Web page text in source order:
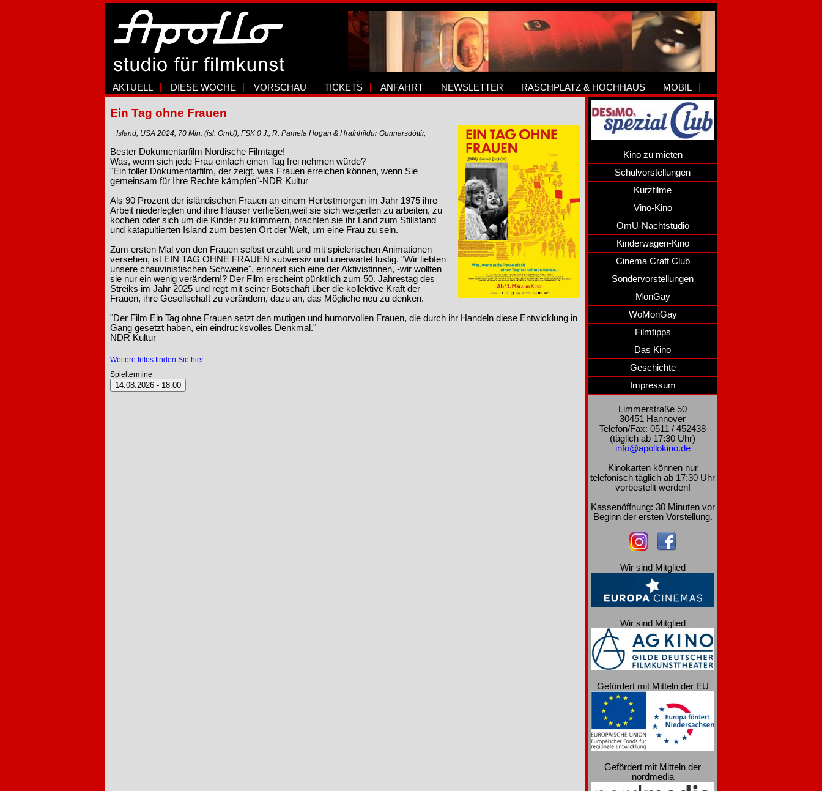
AKTUELL DIESE WOCHE VORSCHAU TICKETS ANFAHRT NEWSLETTER RASCHPLATZ & HOCHHAUS MOBIL
Kino zu mieten
Schulvorstellungen
Kurzfilme
Vino-Kino
OmU-Nachtstudio
Kinderwagen-Kino
Cinema Craft Club
Sondervorstellungen
MonGay
WoMonGay
Filmtipps
Das Kino
Geschichte
Impressum
Limmerstraße 50
30451 Hannover
Telefon/Fax: 0511 / 452438
(täglich ab 17:30 Uhr)
info@apollokino.de
Kinokarten können nur
telefonisch täglich ab 17:30 Uhr
vorbestellt werden!
Kassenöffnung: 30 Minuten vor
Beginn der ersten Vorstellung.
Wir sind Mitglied
Wir sind Mitglied
Gefördert mit Mitteln der EU
Gefördert mit Mitteln der
nordmedia
Ein Tag ohne Frauen
Island, USA 2024, 70 Min. (isl. OmU), FSK 0 J., R: Pamela Hogan & Hrafnhildur Gunnarsdóttir,
Bester Dokumentarfilm Nordische Filmtage!
Was, wenn sich jede Frau einfach einen Tag frei nehmen würde?
"Ein toller Dokumentarfilm, der zeigt, was Frauen erreichen können, wenn Sie
gemeinsam für Ihre Rechte kämpfen"-NDR Kultur
Als 90 Prozent der isländischen Frauen an einem Herbstmorgen im Jahr 1975 ihre
Arbeit niederlegten und ihre Häuser verließen,weil sie sich weigerten zu arbeiten, zu
kochen oder sich um die Kinder zu kümmern, brachten sie ihr Land zum Stillstand
und katapultierten Island zum besten Ort der Welt, um eine Frau zu sein.
Zum ersten Mal von den Frauen selbst erzählt und mit spielerischen Animationen
versehen, ist EIN TAG OHNE FRAUEN subversiv und unerwartet lustig. "Wir liebten
unsere chauvinistischen Schweine", erinnert sich eine der Aktivistinnen, -wir wollten
sie nur ein wenig verändern!? Der Film erscheint pünktlich zum 50. Jahrestag des
Streiks im Jahr 2025 und regt mit seiner Botschaft über die kollektive Kraft der
Frauen, ihre Gesellschaft zu verändern, dazu an, das Mögliche neu zu denken.
"Der Film Ein Tag ohne Frauen setzt den mutigen und humorvollen Frauen, die durch ihr Handeln diese Entwicklung in
Gang gesetzt haben, ein eindrucksvolles Denkmal."
NDR Kultur
Weitere Infos finden Sie hier.
Spieltermine